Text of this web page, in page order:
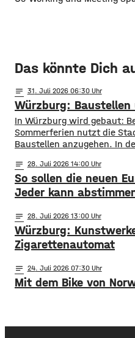
Das könnte Dich
notes 31. Juli 2026 06:30
Würzburg: Baustellen
​​In Würzburg wird gebaut:
Sommerferien nutzt die
Baustellen anzugehen. In
anderem die Sperrung der
Eine Übersicht über alle
hier. ​Sperrung B27-Brücke
Einschränkungen wird für
Brücke über
notes 28. Juli 2026 14:00
So sollen die neuen
Jeder kann
notes 28. Juli 2026 13:00
Würzburg:
Zigarettenautomat
notes 24. Juli 2026 07:30
Mit dem Bike von